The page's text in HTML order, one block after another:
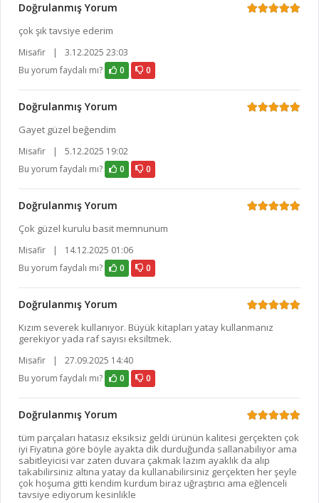
Doğrulanmış Yorum
çok şık tavsiye ederim
Misafir |
3.12.2025 23:03
Bu yorum faydalı mı?
0 0
Doğrulanmış Yorum
Gayet güzel beğendim
Misafir |
5.12.2025 19:02
Bu yorum faydalı mı?
0 0
Doğrulanmış Yorum
Çok güzel kurulu basit memnunum
Misafir |
14.12.2025 01:06
Bu yorum faydalı mı?
0 0
Doğrulanmış Yorum
Kızım severek kullanıyor. Büyük kitapları yatay kullanmanız
gerekiyor yada raf sayısı eksiltmek.
Misafir |
27.09.2025 14:40
Bu yorum faydalı mı?
0 0
Doğrulanmış Yorum
tüm parçaları hatasız eksiksiz geldi ürünün kalitesi gerçekten çok
iyi Fiyatına göre böyle ayakta dik durduğunda sallanabiliyor ama
sabitleyicisi var zaten duvara çakmak lazım ayaklık da alıp
takabilirsiniz altına yatay da kullanabilirsiniz gerçekten her şeyle
çok hoşuma gitti kendim kurdum biraz uğraştırıcı ama eğlenceli
tavsiye ediyorum kesinlikle